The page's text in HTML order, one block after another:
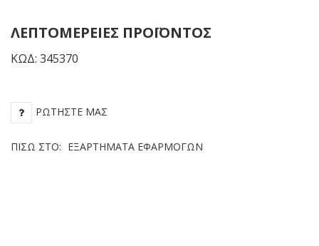
ΛΕΠΤΟΜΈΡΕΙΕΣ ΠΡΟΪΌΝΤΟΣ
ΚΩΔ: 345370
ΡΩΤΉΣΤΕ ΜΑΣ
ΠΊΣΩ ΣΤΟ: ΕΞΑΡΤΉΜΑΤΑ ΕΦΑΡΜΟΓΏΝ